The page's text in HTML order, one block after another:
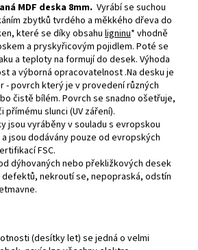
MDF deska 8mm. Vyrábí se suchou
zbytků tvrdého a měkkého dřeva do
které se díky obsahu ligninu* vhodně
a pryskyřicovým pojidlem. Poté se
a teploty na formují do desek. Výhoda
a výborná opracovatelnost .Na desku je
- povrch který je v provedení různých
čistě bílém. Povrch se snadno ošetřuje,
přímému slunci (UV záření).
jsou vyráběny v souladu s evropskou
a jsou dodávány pouze od evropských
FSC.
dýhovaných nebo překližkových desek
nekroutí se, nepopraská, odstín
(desítky let) se jedná o velmi